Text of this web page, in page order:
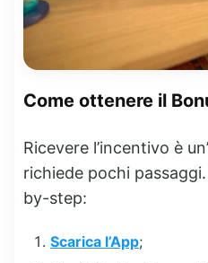
Come ottenere il
Ricevere l’incentivo è
richiede pochi
by-step:
Scarica l’App;